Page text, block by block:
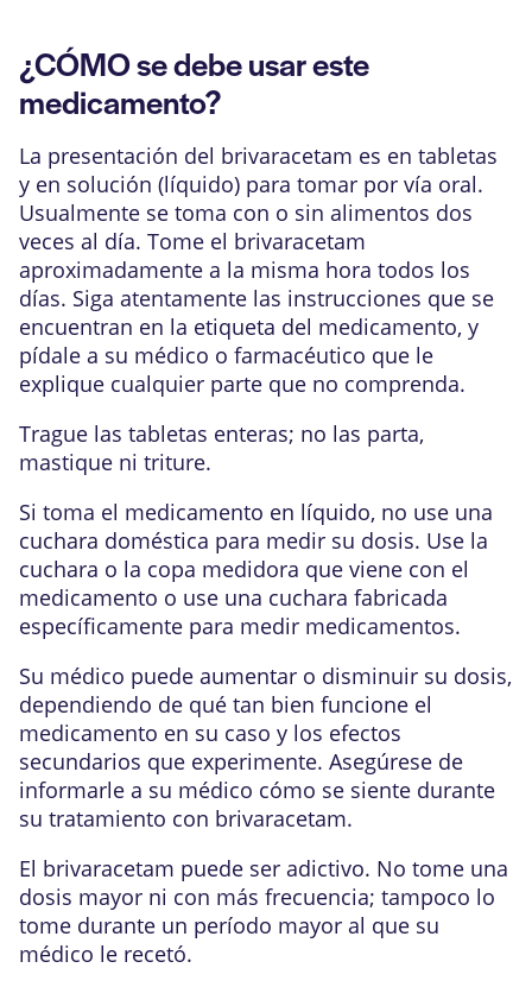
¿CÓMO se debe usar este
medicamento?
La presentación del brivaracetam es en tabletas
y en solución (líquido) para tomar por vía oral.
Usualmente se toma con o sin alimentos dos
veces al día. Tome el brivaracetam
aproximadamente a la misma hora todos los
días. Siga atentamente las instrucciones que se
encuentran en la etiqueta del medicamento, y
pídale a su médico o farmacéutico que le
explique cualquier parte que no comprenda.
Trague las tabletas enteras; no las parta,
mastique ni triture.
Si toma el medicamento en líquido, no use una
cuchara doméstica para medir su dosis. Use la
cuchara o la copa medidora que viene con el
medicamento o use una cuchara fabricada
específicamente para medir medicamentos.
Su médico puede aumentar o disminuir su dosis,
dependiendo de qué tan bien funcione el
medicamento en su caso y los efectos
secundarios que experimente. Asegúrese de
informarle a su médico cómo se siente durante
su tratamiento con brivaracetam.
El brivaracetam puede ser adictivo. No tome una
dosis mayor ni con más frecuencia; tampoco lo
tome durante un período mayor al que su
médico le recetó.